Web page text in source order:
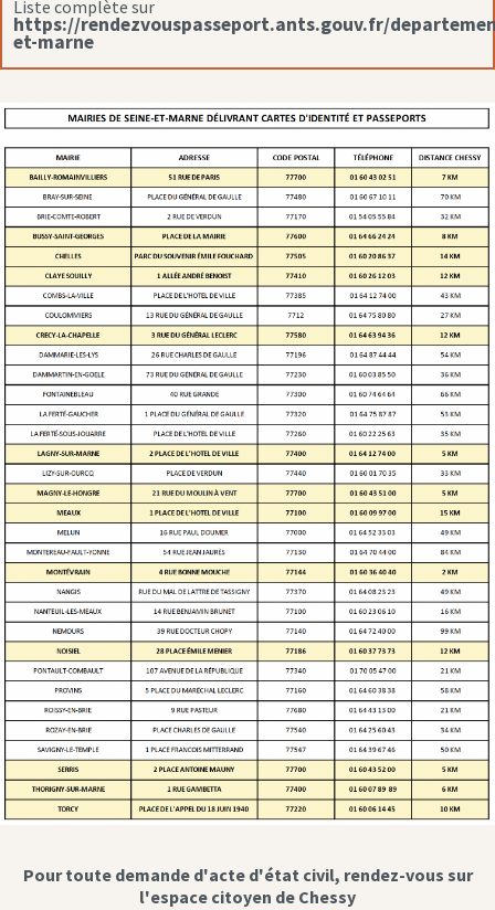
Liste complète sur
https://rendezvouspasseport.ants.gouv.fr/
et-marne
Pour toute demande d'acte d'état civil, rendez-vous sur
l'espace citoyen de Chessy